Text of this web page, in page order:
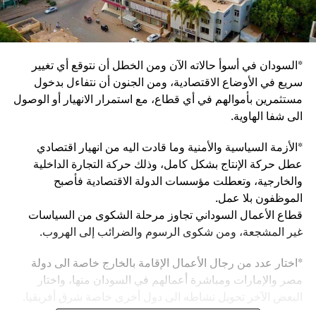
*السودان في أسوأ حالاته الآن ومن الخطل أن نتوقع أي تغيير
سريع في الأوضاع الاقتصادية، ومن الجنون أن نتفاءل بدخول
مستثمرين بأموالهم في أي قطاع، مع استمرار الانهيار أو الوصول
الى شفا الهاوية.
*الأزمة السياسية والأمنية وما قادت اليه من انهيار اقتصادي
عطل حركة الإنتاج بشكل كامل، وذلك حركة التجارة الداخلية
والخارجية، وتعطلت مؤسسات الدولة الاقتصادية فأصبح
الموظفون بلا عمل.
قطاع الأعمال السوداني تجاوز مرحلة الشكوى من السياسات
غير المشجعة، ومن شكوى الرسوم والضرائب إلى الهروب.
*اختار عدد من رجال الأعمال الإقامة بالخارج خاصة الى دولة
مصر والإمارات ومباشرة أعمالهم في السودان منها، واختار